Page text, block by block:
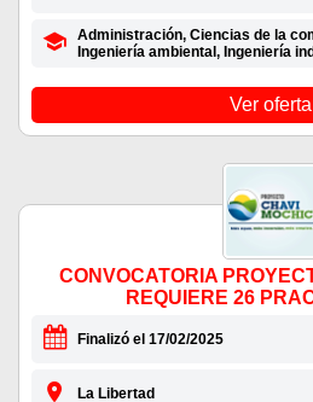
Administración, Ciencias de la
Ingeniería ambiental, Ingeniería
Ver oferta
CONVOCATORIA
REQUIERE 26
Finalizó el 17/02/2025
La Libertad